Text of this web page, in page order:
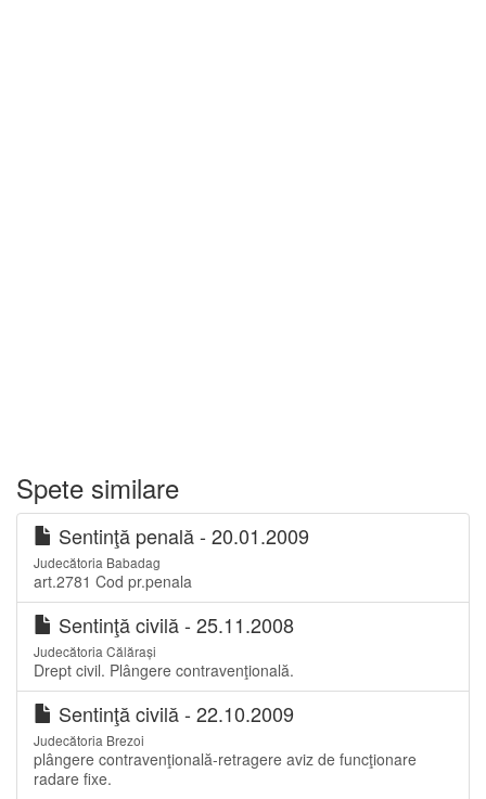
Spete similare
Sentinţă penală - 20.01.2009
Judecătoria Babadag
art.2781 Cod pr.penala
Sentinţă civilă - 25.11.2008
Judecătoria Călărași
Drept civil. Plângere contravenţională.
Sentinţă civilă - 22.10.2009
Judecătoria Brezoi
plângere contravenţională-retragere aviz de funcţionare
radare fixe.